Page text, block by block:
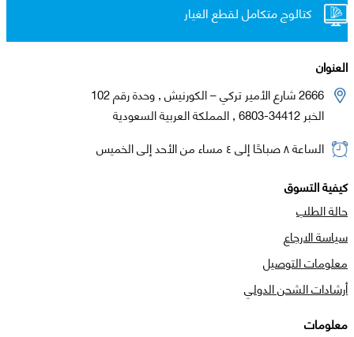
كتالوج متكامل لقطع الغيار
العنوان
2666 شارع الأمير تركي – الكورنيش , وحدة رقم 102
الخبر 34412-6803 , المملكة العربية السعودية
الساعة ٨ صباحًا إلى ٤ مساء من الأحد إلى الخميس
كيفية التسوق
حالة الطلب
سياسة الارجاع
معلومات التوصيل
أرشادات الشحن الدولي
معلومات